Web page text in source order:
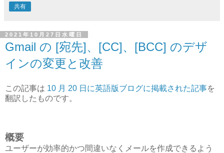
共有
2021年10月27日水曜日
Gmail の [宛先]、[CC]、[BCC] のデザ
インの変更と改善
この記事は 10 月 20 日に英語版ブログに掲載された記事を
翻訳したものです。
概要
ユーザーが効率的かつ間違いなくメールを作成できるよう